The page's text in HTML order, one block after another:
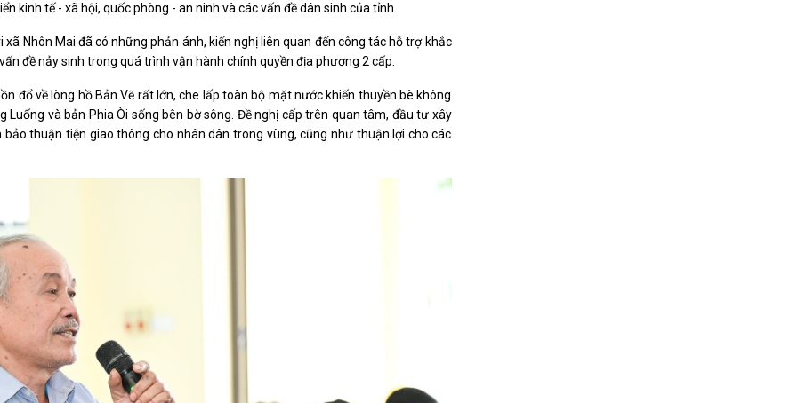
kinh tế - xã hội, quốc phòng - an ninh và các vấn đề dân sinh của tỉnh.
Nhôn Mai đã có những phản ánh, kiến nghị liên quan đến công tác hỗ trợ khắc
đề nảy sinh trong quá trình vận hành chính quyền địa phương 2 cấp.
đổ về lòng hồ Bản Vẽ rất lớn, che lấp toàn bộ mặt nước khiến thuyền bè không
Luống và bản Phia Òi sống bên bờ sông. Đề nghị cấp trên quan tâm, đầu tư xây
thuận tiện giao thông cho nhân dân trong vùng, cũng như thuận lợi cho các